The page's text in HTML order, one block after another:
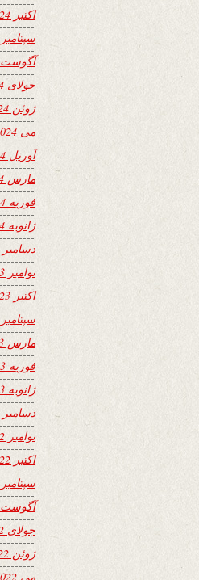
اکتبر 2024
سپتامبر 2024
آگوست 2024
جولای 2024
ژوئن 2024
می 2024
آوریل 2024
مارس 2024
فوریه 2024
ژانویه 2024
دسامبر 2023
نوامبر 2023
اکتبر 2023
سپتامبر 2023
مارس 2023
فوریه 2023
ژانویه 2023
دسامبر 2022
نوامبر 2022
اکتبر 2022
سپتامبر 2022
آگوست 2022
جولای 2022
ژوئن 2022
می 2022